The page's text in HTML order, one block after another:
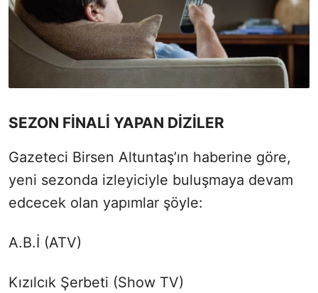
SEZON FİNALİ YAPAN DİZİLER
Gazeteci Birsen Altuntaş’ın haberine göre,
yeni sezonda izleyiciyle buluşmaya devam
edcecek olan yapımlar şöyle:
A.B.İ (ATV)
Kızılcık Şerbeti (Show TV)